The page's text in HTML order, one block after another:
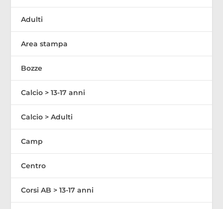
Adulti
Area stampa
Bozze
Calcio > 13-17 anni
Calcio > Adulti
Camp
Centro
Corsi AB > 13-17 anni